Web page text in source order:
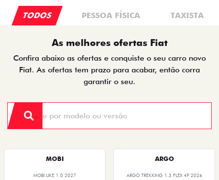
TODOS PESSOA FÍSICA TAXISTA
As melhores ofertas Fiat
Confira abaixo as ofertas e conquiste o seu carro novo
Fiat. As ofertas tem prazo para acabar, então corra
garantir o seu.
MOBI
MOBI LIKE 1.0 2027
ARGO
ARGO TREKKING 1.3 FLEX 4P 2026